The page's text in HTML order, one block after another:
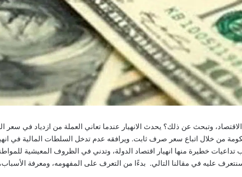
وتبحث عن ذلك؟ يحدث الانهيار عندما تعاني العملة من ازدياد في
من خلال اتباع سعر صرف ثابت. ويرافقه عدم تدخل السلطات المالية في
خطيرة منها انهيار اقتصاد الدولة، وتدني في الظروف المعيشية
عليه في مقالنا التالي. بدءًا من التعرف على المفهومه، ومعرفة